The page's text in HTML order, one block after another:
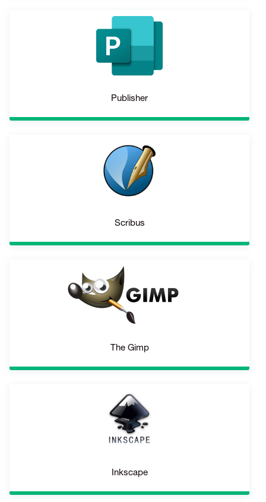
Publisher
Scribus
The Gimp
Inkscape